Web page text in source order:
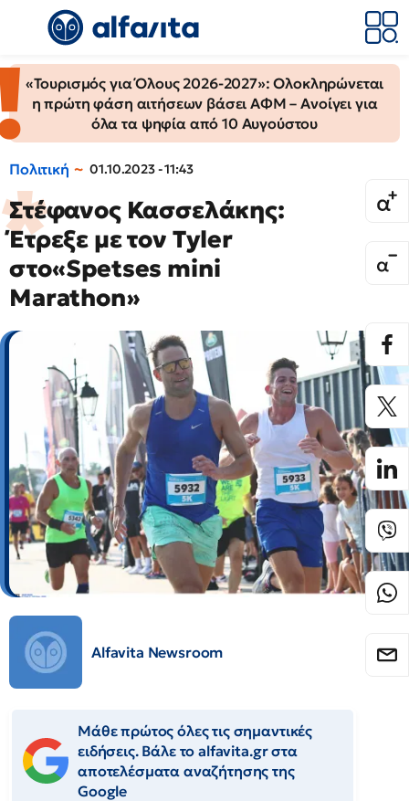
«Τουρισμός για Όλους 2026-2027»: Ολοκληρώνεται
η πρώτη φάση αιτήσεων βάσει ΑΦΜ – Ανοίγει για
όλα τα ψηφία από 10 Αυγούστου
Πολιτική 01.10.2023 - 11:43
Στέφανος Κασσελάκης:
Έτρεξε με τον Tyler
στο«Spetses mini
Marathon»
Alfavita Newsroom
Μάθε πρώτος όλες τις σημαντικές
ειδήσεις. Βάλε το alfavita.gr στα
αποτελέσματα αναζήτησης της
Google